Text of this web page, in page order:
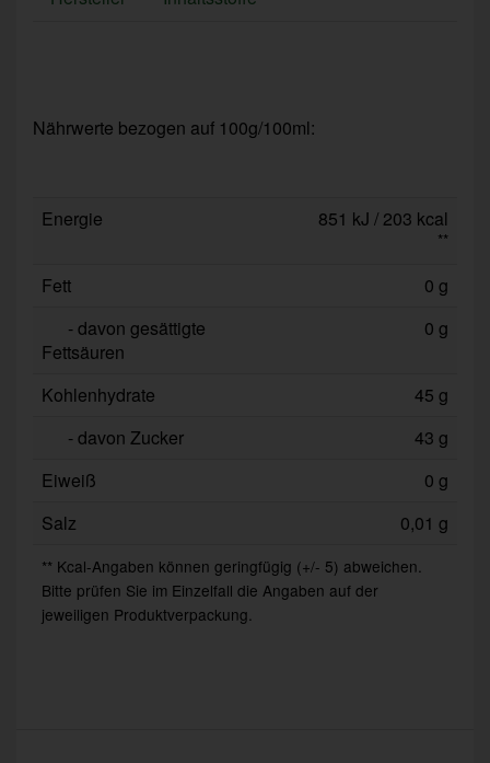
Nährwerte bezogen auf 100g/100ml:
Energie 851 kJ / 203 kcal
**
Fett
0 g
- davon gesättigte
Fettsäuren
0 g
Kohlenhydrate
45 g
- davon Zucker
43 g
Eiweiß
0 g
Salz
0,01 g
** Kcal-Angaben können geringfügig (+/- 5) abweichen.
Bitte prüfen Sie im Einzelfall die Angaben auf der
jeweiligen Produktverpackung.